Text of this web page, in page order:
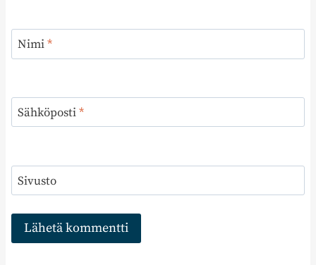
Nimi*
Sähköposti*
Sivusto